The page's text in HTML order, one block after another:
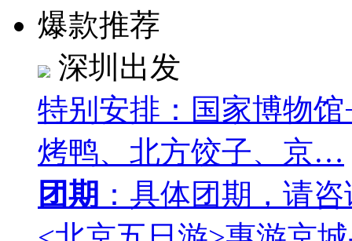
爆款推荐
深圳出发
特别安排：国家博物
烤鸭、北方饺子、京…
团期 ：具体团期，请